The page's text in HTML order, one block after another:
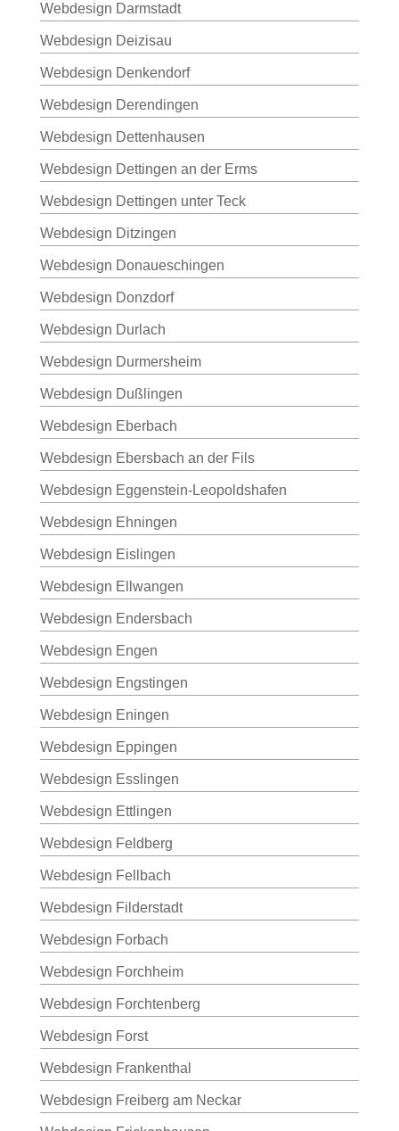
Webdesign Darmstadt
Webdesign Deizisau
Webdesign Denkendorf
Webdesign Derendingen
Webdesign Dettenhausen
Webdesign Dettingen an der Erms
Webdesign Dettingen unter Teck
Webdesign Ditzingen
Webdesign Donaueschingen
Webdesign Donzdorf
Webdesign Durlach
Webdesign Durmersheim
Webdesign Dußlingen
Webdesign Eberbach
Webdesign Ebersbach an der Fils
Webdesign Eggenstein-Leopoldshafen
Webdesign Ehningen
Webdesign Eislingen
Webdesign Ellwangen
Webdesign Endersbach
Webdesign Engen
Webdesign Engstingen
Webdesign Eningen
Webdesign Eppingen
Webdesign Esslingen
Webdesign Ettlingen
Webdesign Feldberg
Webdesign Fellbach
Webdesign Filderstadt
Webdesign Forbach
Webdesign Forchheim
Webdesign Forchtenberg
Webdesign Forst
Webdesign Frankenthal
Webdesign Freiberg am Neckar